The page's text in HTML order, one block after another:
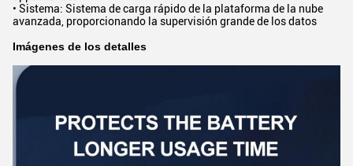
• Sistema: Sistema de carga rápido de la plataforma de la nube
avanzada, proporcionando la supervisión grande de los datos
Imágenes de los detalles